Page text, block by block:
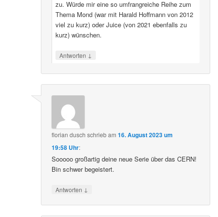
zu. Würde mir eine so umfrangreiche Reihe zum
Thema Mond (war mit Harald Hoffmann von 2012
viel zu kurz) oder Juice (von 2021 ebenfalls zu
kurz) wünschen.
Antworten ↓
florian dusch schriebam16. August 2023 um
19:58 Uhr:
Sooooo großartig deine neue Serie über das CERN!
Bin schwer begeistert.
Antworten ↓